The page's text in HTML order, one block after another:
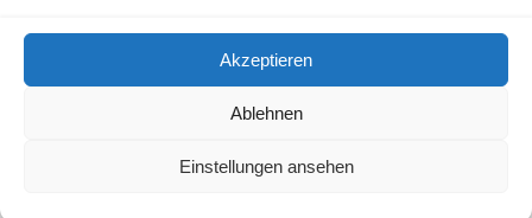
Akzeptieren
Ablehnen
Einstellungen ansehen
AGBs
Impressum und Datenschutzerklärung
Stuttgart
UA-11532798-17